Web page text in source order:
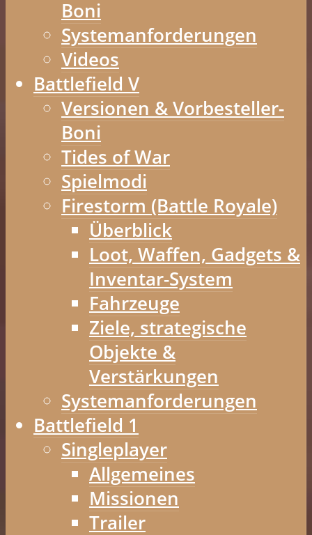
Boni
Systemanforderungen
Videos
Battlefield V
Versionen & Vorbesteller-
Boni
Tides of War
Spielmodi
Firestorm (Battle Royale)
Überblick
Loot, Waffen, Gadgets &
Inventar-System
Fahrzeuge
Ziele, strategische
Objekte &
Verstärkungen
Systemanforderungen
Battlefield 1
Singleplayer
Allgemeines
Missionen
Trailer